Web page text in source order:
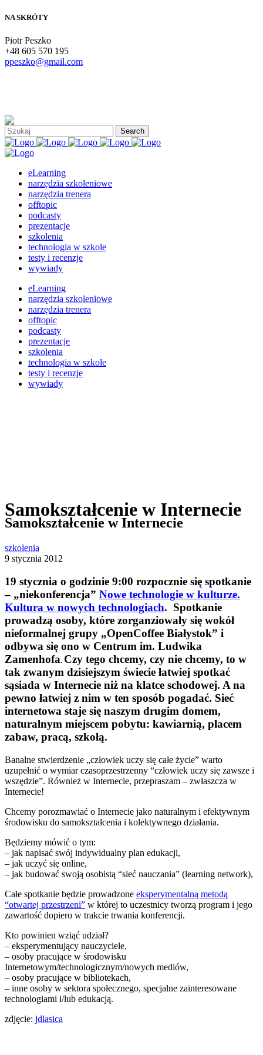
NA SKRÓTY
Piotr Peszko
+48 605 570 195
ppeszko@gmail.com
eLearning
narzędzia szkoleniowe
narzędzia trenera
offtopic
podcasty
prezentacje
szkolenia
technologia w szkole
testy i recenzje
wywiady
eLearning
narzędzia szkoleniowe
narzędzia trenera
offtopic
podcasty
prezentacje
szkolenia
technologia w szkole
testy i recenzje
wywiady
Samokształcenie w Internecie
Samokształcenie w Internecie
szkolenia
9 stycznia 2012
19 stycznia o godzinie 9:00 rozpocznie się spotkanie
– „niekonferencja” Nowe technologie w kulturze.
Kultura w nowych technologiach. Spotkanie
prowadzą osoby, które zorganziowały się wokół
nieformalnej grupy „OpenCoffee Białystok” i
odbywa się ono w Centrum im. Ludwika
Zamenhofa. Czy tego chcemy, czy nie chcemy, to w
tak zwanym dzisiejszym świecie łatwiej spotkać
sąsiada w Internecie niż na klatce schodowej. A na
pewno łatwiej z nim w ten sposób pogadać. Sieć
internetowa staje się naszym drugim domem,
naturalnym miejscem pobytu: kawiarnią, placem
zabaw, pracą, szkołą.
Banalne stwierdzenie „człowiek uczy się całe życie” warto
uzupełnić o wymiar czasoprzestrzenny “człowiek uczy się zawsze i
wszędzie”. Również w Internecie, przepraszam – zwłaszcza w
Internecie!
Chcemy porozmawiać o Internecie jako naturalnym i efektywnym
środowisku do samokształcenia i kolektywnego działania.
Będziemy mówić o tym:
– jak napisać swój indywidualny plan edukacji,
– jak uczyć się online,
– jak budować swoją osobistą “sieć nauczania” (learning network),
Całe spotkanie będzie prowadzone eksperymentalną metodą
“otwartej przestrzeni” w której to uczestnicy tworzą program i jego
zawartość dopiero w trakcie trwania konferencji.
Kto powinien wziąć udział?
– eksperymentujący nauczyciele,
– osoby pracujące w środowisku
Internetowym/technologicznym/nowych mediów,
– osoby pracujące w bibliotekach,
– inne osoby w sektora społecznego, specjalne zainteresowane
technologiami i/lub edukacją.
zdjęcie: jdlasica